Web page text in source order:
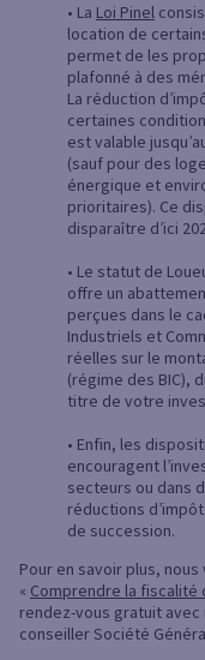
• La Loi Pinel
location de
permet de les
plafonné à des
La réduction
certaines
est valable
(sauf pour des
énergique et
prioritaires). Ce
disparaître d’ici
• Le statut de
offre un
perçues dans le
Industriels et
réelles sur le
(régime des BIC),
titre de votre
• Enfin, les
encouragent
secteurs ou dans
réductions
de succession.
Pour en savoir plus,
« Comprendre la
rendez-vous gratuit avec
conseiller Société